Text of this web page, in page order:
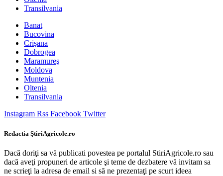
Transilvania
Banat
Bucovina
Crişana
Dobrogea
Maramureş
Moldova
Muntenia
Oltenia
Transilvania
Instagram Rss Facebook Twitter
Redactia ŞtiriAgricole.ro
Dacă doriţi sa vă publicati povestea pe portalul StiriAgricole.ro sau
dacă aveţi propuneri de articole şi teme de dezbatere vă invitam sa
ne scrieţi la adresa de email si să ne prezentaţi pe scurt ideea